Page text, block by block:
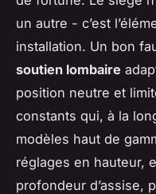
un autre - c’est
installation. Un bon
soutien lombaire
position neutre et
constants qui, à la
modèles haut de
réglages en hauteur,
profondeur d’assise,